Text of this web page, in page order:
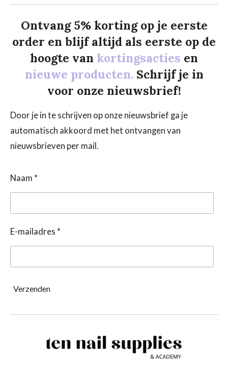
Ontvang 5% korting op je eerste
order en blijf altijd als eerste op de
hoogte van kortingsacties en
nieuwe producten. Schrijf je in
voor onze nieuwsbrief!
Door je in te schrijven op onze nieuwsbrief ga je
automatisch akkoord met het ontvangen van
nieuwsbrieven per mail.
Naam *
E-mailadres *
Verzenden